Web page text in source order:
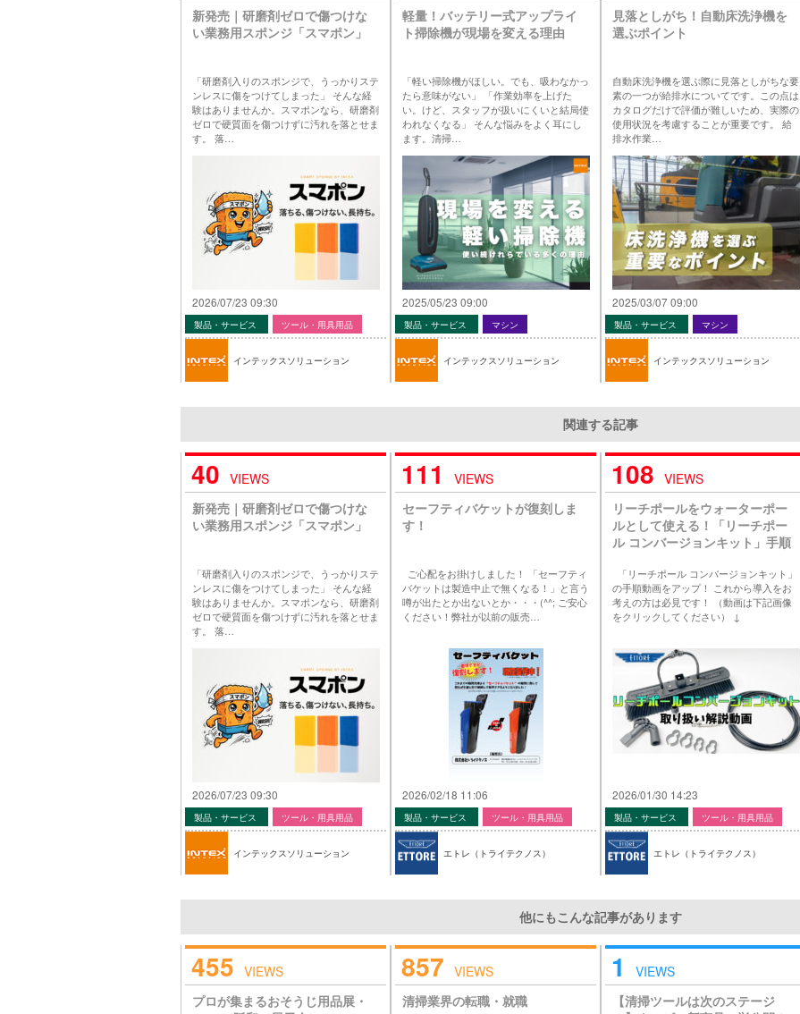
新発売｜研磨剤ゼロで傷つけな
い業務用スポンジ「スマポン」
「研磨剤入りのスポンジで、うっかりステ
ンレスに傷をつけてしまった」 そんな経
験はありませんか。スマポンなら、研磨剤
ゼロで硬質面を傷つけずに汚れを落とせま
す。 落…
2026/07/23 09:30
製品・サービス ツール・用具用品
インテックスソリューション
軽量！バッテリー式アップライ
ト掃除機が現場を変える理由
「軽い掃除機がほしい。でも、吸わなかっ
たら意味がない」 「作業効率を上げた
い。けど、スタッフが扱いにくいと結局使
われなくなる」 そんな悩みをよく耳にし
ます。清掃…
2025/05/23 09:00
製品・サービス マシン
インテックスソリューション
見落としがち！自動床洗浄機を
選ぶポイント
自動床洗浄機を選ぶ際に見落としがちな要
素の一つが給排水についてです。この点は
カタログだけで評価が難しいため、実際の
使用状況を考慮することが重要です。 給
排水作業…
2025/03/07 09:00
製品・サービス マシン
インテックスソリューション
関連する記事
40 VIEWS
新発売｜研磨剤ゼロで傷つけな
い業務用スポンジ「スマポン」
「研磨剤入りのスポンジで、うっかりステ
ンレスに傷をつけてしまった」 そんな経
験はありませんか。スマポンなら、研磨剤
ゼロで硬質面を傷つけずに汚れを落とせま
す。 落…
2026/07/23 09:30
製品・サービス ツール・用具用品
インテックスソリューション
111
VIEWS
セーフティバケットが復刻しま
す！
ご心配をお掛けしました！ 「セーフティ
バケットは製造中止で無くなる！」と言う
噂が出たとか出ないとか・・・(^^; ご安心
ください！弊社が以前の販売…
2026/02/18 11:06
製品・サービス ツール・用具用品
エトレ（トライテクノス）
108 VIEWS
リーチポールをウォーターポー
ルとして使える！「リーチポー
ル コンバージョンキット」手順
た！
「リーチポール コンバージョンキット」
の手順動画をアップ！ これから導入をお
考えの方は必見です！ （動画は下記画像
をクリックしてください） ↓
2026/01/30 14:23
製品・サービス ツール・用具用品
エトレ（トライテクノス）
他にもこんな記事があります
455 VIEWS
プロが集まるおそうじ用品展・
857 VIEWS
清掃業界の転職・就職
1
VIEWS
【清掃ツールは次のステージ